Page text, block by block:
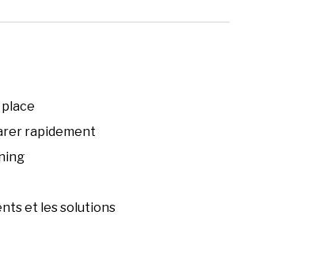
rapidement
et les solutions